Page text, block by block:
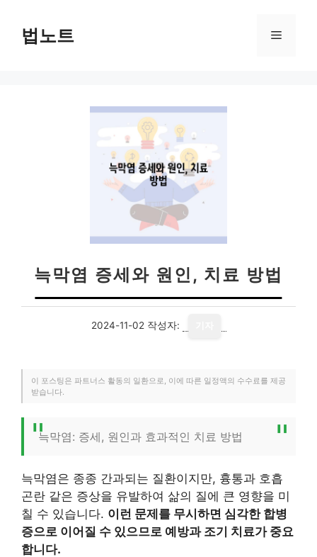
법노트 메
늑막염 증세와 원인, 치료 방법
2024-11-02 작성자:
이 포스팅은 파트너스 활동의 일환으로, 이에 따른 일정액의 수수료를 제공
받습니다.
늑막염: 증세, 원인과 효과적인 치료 방법
늑막염은 종종 간과되는 질환이지만, 흉통과 호흡
곤란 같은 증상을 유발하여 삶의 질에 큰 영향을 미
칠 수 있습니다. 이런 문제를 무시하면 심각한 합병
증으로 이어질 수 있으므로 예방과 조기 치료가 중요
합니다.